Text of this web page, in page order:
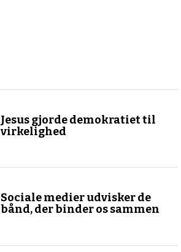
Jesus gjorde demokratiet til
virkelighed
Sociale medier udvisker de
bånd, der binder os sammen